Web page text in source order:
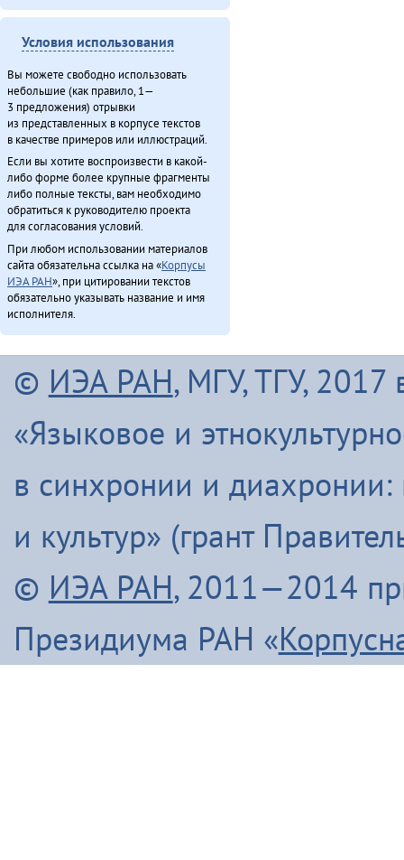
Условия использования
Вы можете свободно использовать
небольшие (как правило, 1—
3 предложения) отрывки
из представленных в корпусе текстов
в качестве примеров или иллюстраций.
Если вы хотите воспроизвести в какой-
либо форме более крупные фрагменты
либо полные тексты, вам необходимо
обратиться к руководителю проекта
для согласования условий.
При любом использовании материалов
сайта обязательна ссылка на «Корпусы
ИЭА РАН», при цитировании текстов
обязательно указывать название и имя
исполнителя.
© ИЭА РАН, МГУ, ТГУ, 2017
«Языковое и
в синхронии и диахронии:
и культур» (грант
© ИЭА РАН, 2011—2014
Президиума РАН «